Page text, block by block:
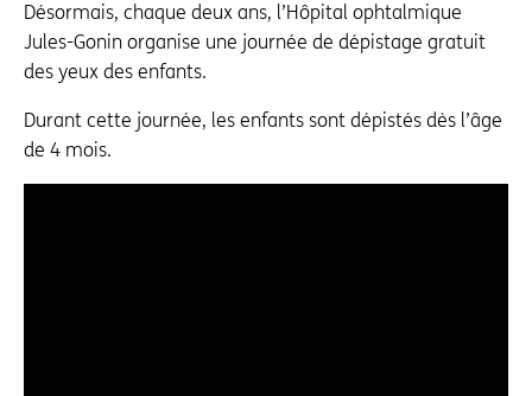
Désormais, chaque deux ans, l’Hôpital ophtalmique
Jules-Gonin organise une journée de dépistage gratuit
des yeux des enfants.
Durant cette journée, les enfants sont dépistés dès l’âge
de 4 mois.